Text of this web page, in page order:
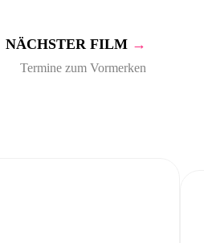
NÄCHSTER FILM →
Termine zum Vormerken